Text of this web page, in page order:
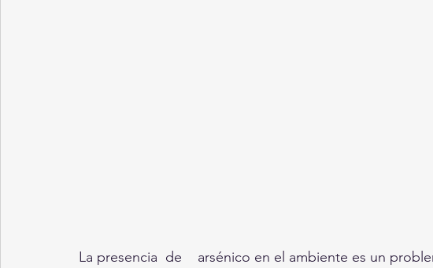
La presencia  de    arsénico en el ambiente es un